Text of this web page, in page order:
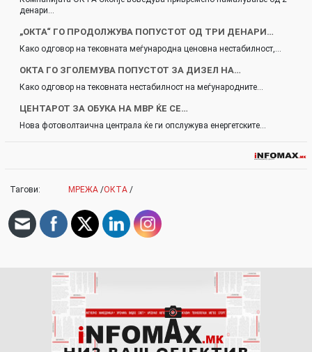
денари…
„ОКТА“ ГО ПРОДОЛЖУВА ПОПУСТОТ ОД ТРИ ДЕНАРИ…
Како одговор на тековната меѓународна ценовна нестабилност,…
ОКТА ГО ЗГОЛЕМУВА ПОПУСТОТ ЗА ДИЗЕЛ НА…
Како одговор на тековната нестабилност на меѓународните…
ЦЕНТАРОТ ЗА ОБУКА НА МВР ЌЕ СЕ…
Нова фотоволтаична централа ќе ги опслужува енергетските…
Тагови: МРЕЖА /ОКТА /